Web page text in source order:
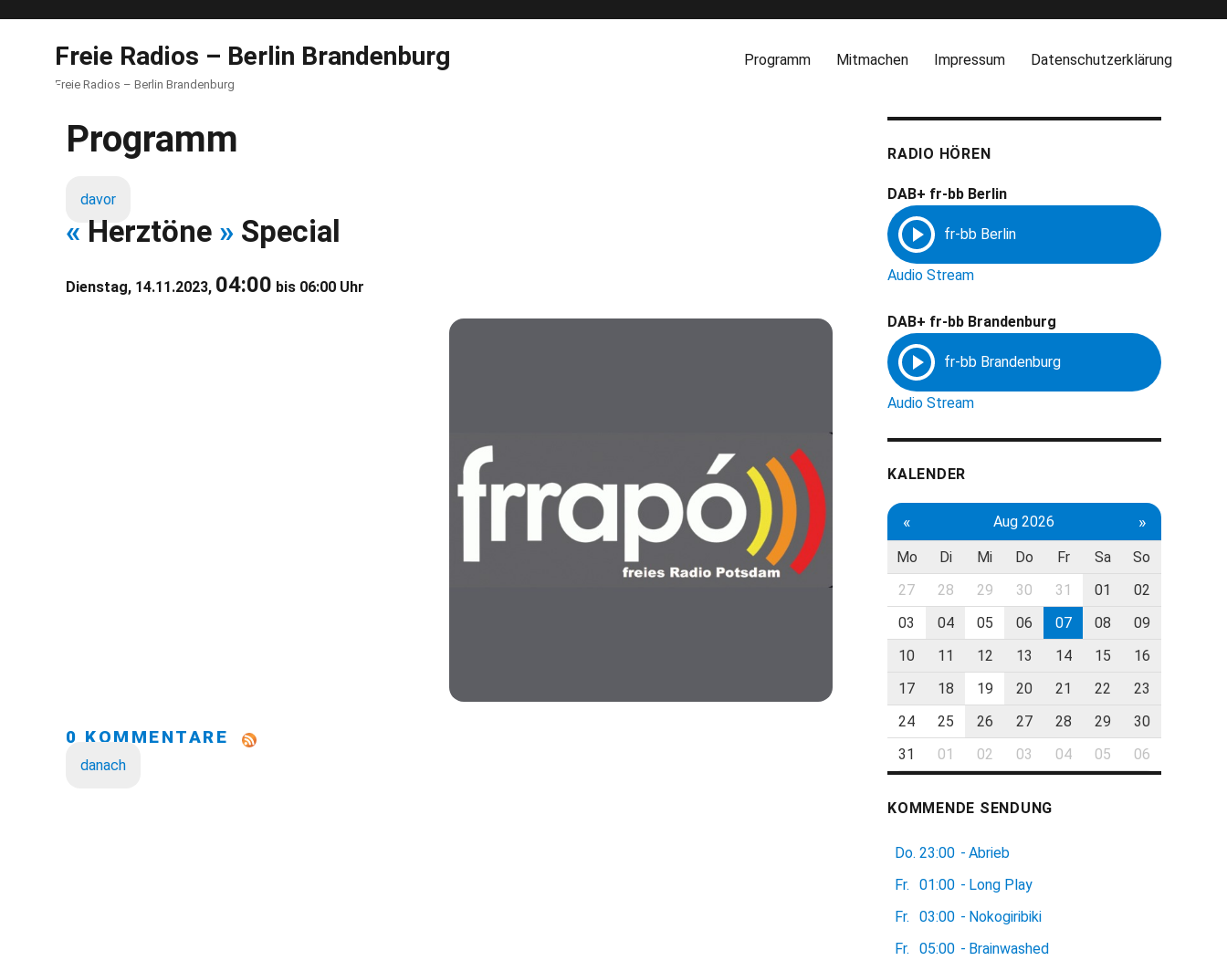
Freie Radios – Berlin Brandenburg
Freie Radios – Berlin Brandenburg
Programm Mitmachen Impressum Datenschutzerklärung
Programm
davor
« Herztöne » Special
Dienstag, 14.11.2023, 04:00 bis 06:00 Uhr
0 KOMMENTARE
danach
RADIO HÖREN
DAB+ fr-bb Berlin
Audio Stream
DAB+ fr-bb Brandenburg
Audio Stream
KALENDER
« Aug 2026 »
Mo Di Mi Do Fr Sa
So
27
28 29 30 31 01
02
03
04 05 06 07 08
09
10
11 12 13 14 15
16
17
18 19 20 21 22
23
24
25 26 27 28 29
30
31
01 02 03 04 05 06
KOMMENDE SENDUNG
Do. 23:00 - Abrieb
Fr.
01:00 - Long Play
Fr.
03:00 - Nokogiribiki
Fr.
05:00 - Brainwashed